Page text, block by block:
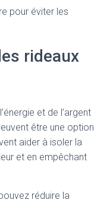
pour éviter les
rideaux
et de l’argent
être une option
aider à isoler la
et en empêchant
réduire la